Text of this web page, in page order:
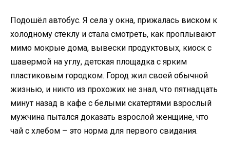
Подошёл автобус. Я села у окна, прижалась виском к
холодному стеклу и стала смотреть, как проплывают
мимо мокрые дома, вывески продуктовых, киоск с
шавермой на углу, детская площадка с ярким
пластиковым городком. Город жил своей обычной
жизнью, и никто из прохожих не знал, что пятнадцать
минут назад в кафе с белыми скатертями взрослый
мужчина пытался доказать взрослой женщине, что
чай с хлебом – это норма для первого свидания.